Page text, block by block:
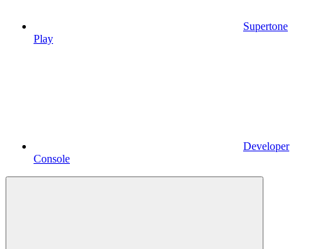
Supertone
Play
Developer
Console